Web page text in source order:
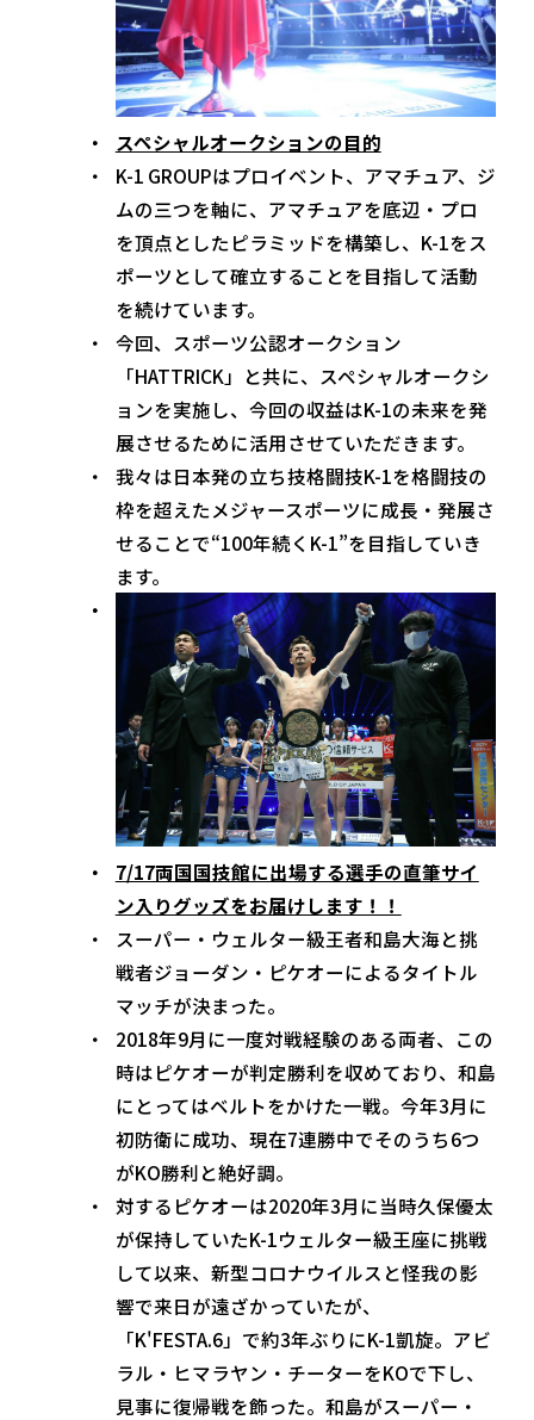
スペシャルオークションの目的
K-1 GROUPはプロイベント、アマチュア、ジ
ムの三つを軸に、アマチュアを底辺・プロ
を頂点としたピラミッドを構築し、K-1をス
ポーツとして確立することを目指して活動
を続けています。
今回、スポーツ公認オークション
「HATTRICK」と共に、スペシャルオークシ
ョンを実施し、今回の収益はK-1の未来を発
展させるために活用させていただきます。
我々は日本発の立ち技格闘技K-1を格闘技の
枠を超えたメジャースポーツに成長・発展さ
せることで“100年続くK-1”を目指していき
ます。
7/17両国国技館に出場する選手の直筆サイ
ン入りグッズをお届けします！！
スーパー・ウェルター級王者和島大海と挑
戦者ジョーダン・ピケオーによるタイトル
マッチが決まった。
2018年9月に一度対戦経験のある両者、この
時はピケオーが判定勝利を収めており、和島
にとってはベルトをかけた一戦。今年3月に
初防衛に成功、現在7連勝中でそのうち6つ
がKO勝利と絶好調。
対するピケオーは2020年3月に当時久保優太
が保持していたK-1ウェルター級王座に挑戦
して以来、新型コロナウイルスと怪我の影
響で来日が遠ざかっていたが、
「K'FESTA.6」で約3年ぶりにK-1凱旋。アビ
ラル・ヒマラヤン・チーターをKOで下し、
見事に復帰戦を飾った。和島がスーパー・